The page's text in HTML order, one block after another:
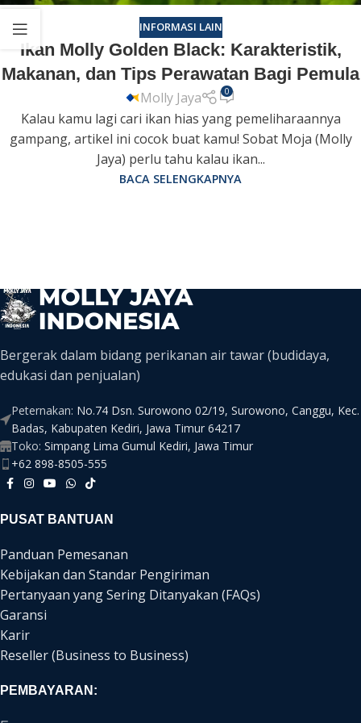
INFORMASI LAIN
Ikan Molly Golden Black: Karakteristik,
Makanan, dan Tips Perawatan Bagi Pemula
Molly Jaya 0
Kalau kamu lagi cari ikan hias yang pemeliharaannya
gampang, artikel ini cocok buat kamu! Sobat Moja (Molly
Jaya) perlu tahu kalau ikan...
BACA SELENGKAPNYA
Bergerak dalam bidang perikanan air tawar (budidaya,
edukasi dan penjualan)
Peternakan: No.74 Dsn. Surowono 02/19, Surowono, Canggu, Kec.
Badas, Kabupaten Kediri, Jawa Timur 64217
Toko: Simpang Lima Gumul Kediri, Jawa Timur
+62 898-8505-555
PUSAT BANTUAN
Panduan Pemesanan
Kebijakan dan Standar Pengiriman
Pertanyaan yang Sering Ditanyakan (FAQs)
Garansi
Karir
Reseller (Business to Business)
PEMBAYARAN: